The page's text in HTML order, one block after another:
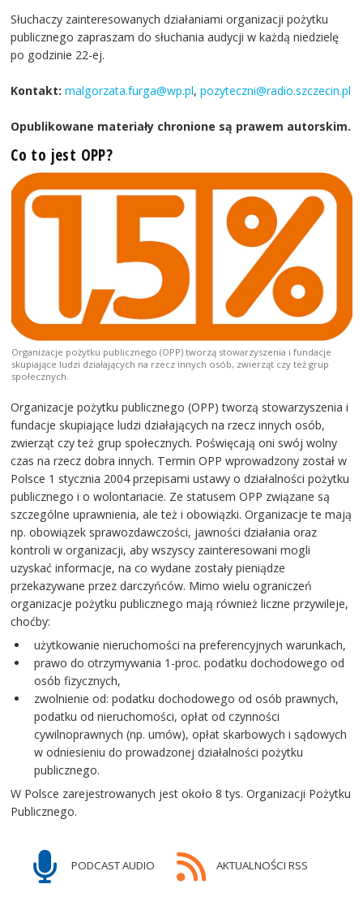
Słuchaczy zainteresowanych działaniami organizacji pożytku
publicznego zapraszam do słuchania audycji w każdą niedzielę
po godzinie 22-ej.
Kontakt: malgorzata.furga@wp.pl,pozyteczni@radio.szczecin.pl
Opublikowane materiały chronione są prawem autorskim.
Co to jest OPP?
Organizacje pożytku publicznego (OPP) tworzą stowarzyszenia i fundacje
skupiające ludzi działających na rzecz innych osób, zwierząt czy też grup
społecznych.
Organizacje pożytku publicznego (OPP) tworzą stowarzyszenia i
fundacje skupiające ludzi działających na rzecz innych osób,
zwierząt czy też grup społecznych. Poświęcają oni swój wolny
czas na rzecz dobra innych. Termin OPP wprowadzony został w
Polsce 1 stycznia 2004 przepisami ustawy o działalności pożytku
publicznego i o wolontariacie. Ze statusem OPP związane są
szczególne uprawnienia, ale też i obowiązki. Organizacje te mają
np. obowiązek sprawozdawczości, jawności działania oraz
kontroli w organizacji, aby wszyscy zainteresowani mogli
uzyskać informacje, na co wydane zostały pieniądze
przekazywane przez darczyńców. Mimo wielu ograniczeń
organizacje pożytku publicznego mają również liczne przywileje,
choćby:
użytkowanie nieruchomości na preferencyjnych warunkach,
prawo do otrzymywania 1-proc. podatku dochodowego od
osób fizycznych,
zwolnienie od: podatku dochodowego od osób prawnych,
podatku od nieruchomości, opłat od czynności
cywilnoprawnych (np. umów), opłat skarbowych i sądowych
w odniesieniu do prowadzonej działalności pożytku
publicznego.
W Polsce zarejestrowanych jest około 8 tys. Organizacji Pożytku
Publicznego.
PODCAST AUDIO AKTUALNOŚCI RSS